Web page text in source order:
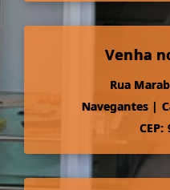
Venha
Rua
Navegantes |
CEP: